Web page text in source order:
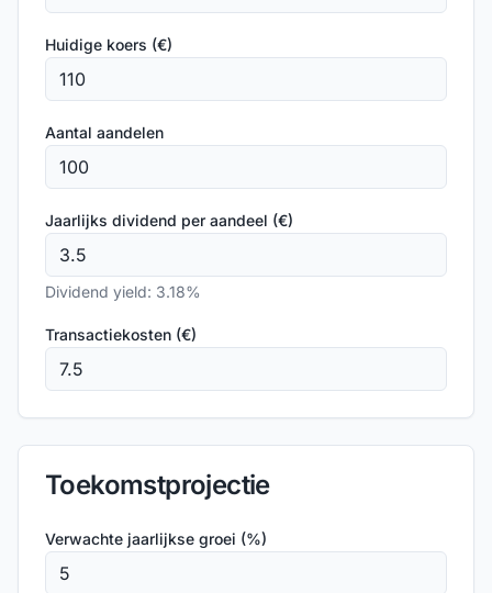
Huidige koers (€)
Aantal aandelen
Jaarlijks dividend per aandeel (€)
Dividend yield: 3.18%
Transactiekosten (€)
Toekomstprojectie
Verwachte jaarlijkse groei (%)